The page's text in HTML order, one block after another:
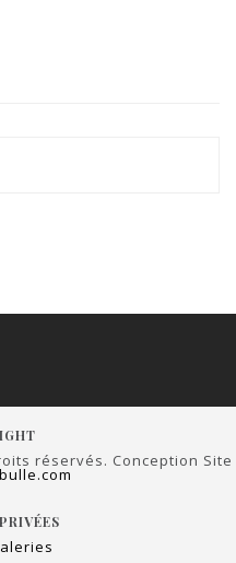
réservés. Conception Site